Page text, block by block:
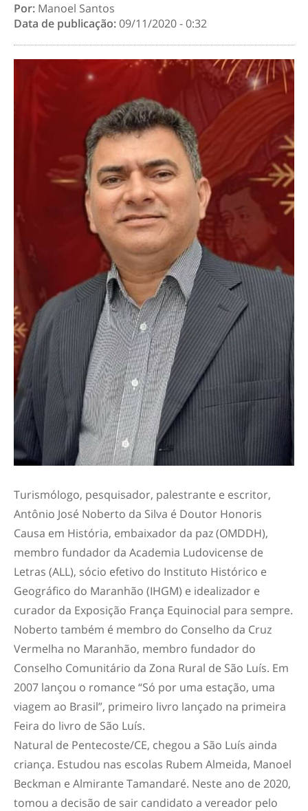
Por: Manoel Santos
Data de publicação:09/11/2020 - 0:32
Turismólogo, pesquisador, palestrante e escritor,
Antônio José Noberto da Silva é Doutor Honoris
Causa em História, embaixador da paz (OMDDH),
membro fundador da Academia Ludovicense de
Letras (ALL), sócio efetivo do Instituto Histórico e
Geográfico do Maranhão (IHGM) e idealizador e
curador da Exposição França Equinocial para sempre.
Noberto também é membro do Conselho da Cruz
Vermelha no Maranhão, membro fundador do
Conselho Comunitário da Zona Rural de São Luís. Em
2007 lançou o romance “Só por uma estação, uma
viagem ao Brasil”, primeiro livro lançado na primeira
Feira do livro de São Luís.
Natural de Pentecoste/CE, chegou a São Luís ainda
criança. Estudou nas escolas Rubem Almeida, Manoel
Beckman e Almirante Tamandaré. Neste ano de 2020,
tomou a decisão de sair candidato a vereador pelo